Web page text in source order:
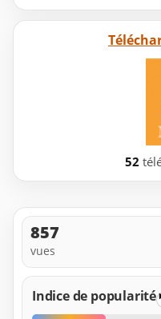
52
857
vues
Indice de popularité